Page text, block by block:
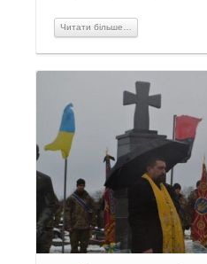
Читати більше…